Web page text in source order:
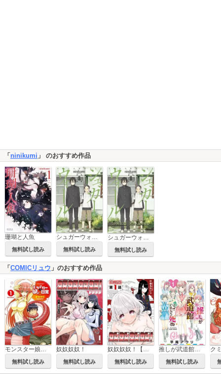
「 ninikumi 」 のおすすめ作品
珊瑚と人魚
無料試し読み
シュガーウォール【お試し版】
無料試し読み 無料試し読み
「COMICリュウ 」のおすすめ作品
無料試し読み
奴奴奴奴！
無料試し読み
奴奴奴奴！【単話版】
無料試し読み 無料試し読み
ク